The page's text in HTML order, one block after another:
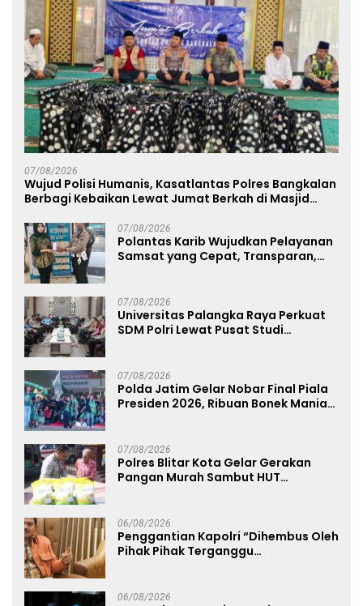
07/08/2026
Wujud Polisi Humanis, Kasatlantas Polres Bangkalan
Berbagi Kebaikan Lewat Jumat Berkah di Masjid
07/08/2026
Polantas Karib Wujudkan Pelayanan
Samsat yang Cepat, Transparan,
07/08/2026
Universitas Palangka Raya Perkuat
SDM Polri Lewat Pusat Studi
07/08/2026
Polda Jatim Gelar Nobar Final Piala
Presiden 2026, Ribuan Bonek Mania
07/08/2026
Polres Blitar Kota Gelar Gerakan
Pangan Murah Sambut HUT
06/08/2026
Penggantian Kapolri “Dihembus Oleh
Pihak Pihak Terganggu
06/08/2026